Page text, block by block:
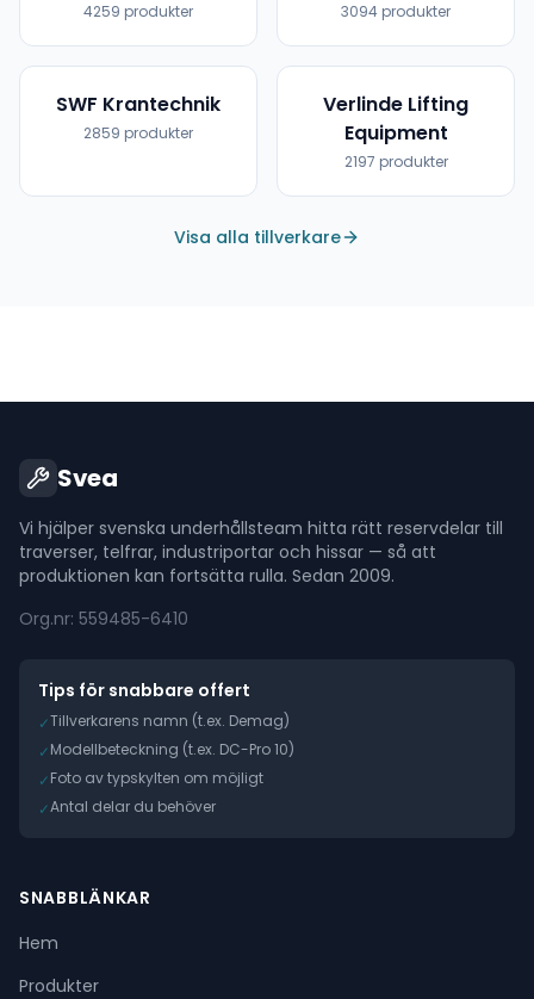
4259 produkter 3094 produkter
SWF Krantechnik
2859 produkter
Verlinde Lifting
Equipment
2197 produkter
Visa alla tillverkare
Svea
Vi hjälper svenska underhållsteam hitta rätt reservdelar till
traverser, telfrar, industriportar och hissar — så att
produktionen kan fortsätta rulla. Sedan 2009.
Org.nr: 559485-6410
Tips för snabbare offert
✓Tillverkarens namn (t.ex. Demag)
✓Modellbeteckning (t.ex. DC-Pro 10)
✓Foto av typskylten om möjligt
✓Antal delar du behöver
SNABBLÄNKAR
Hem
Produkter